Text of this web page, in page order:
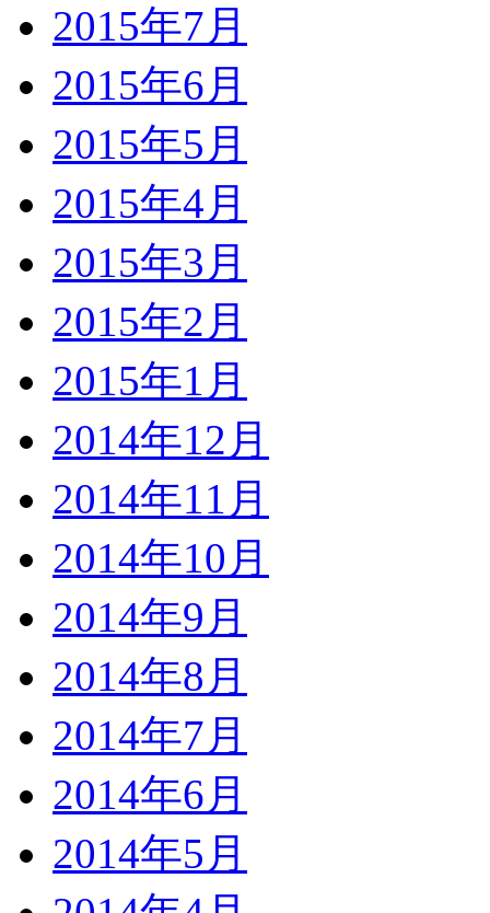
2015年7月
2015年6月
2015年5月
2015年4月
2015年3月
2015年2月
2015年1月
2014年12月
2014年11月
2014年10月
2014年9月
2014年8月
2014年7月
2014年6月
2014年5月